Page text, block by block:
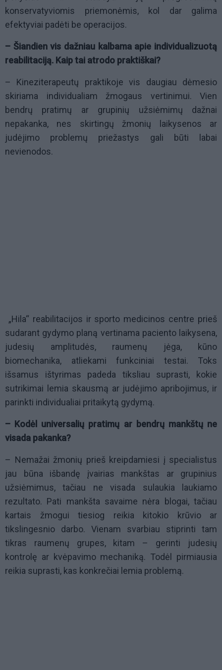
konservatyviomis priemonėmis, kol dar galima
efektyviai padėti be operacijos.
– Šiandien vis dažniau kalbama apie individualizuotą
reabilitaciją. Kaip tai atrodo praktiškai?
– Kineziterapeutų praktikoje vis daugiau dėmesio
skiriama individualiam žmogaus vertinimui. Vien
bendrų pratimų ar grupinių užsiėmimų dažnai
nepakanka, nes skirtingų žmonių laikysenos ar
judėjimo problemų priežastys gali būti labai
nevienodos.
„Hila“ reabilitacijos ir sporto medicinos centre prieš
sudarant gydymo planą vertinama paciento laikysena,
judesių amplitudės, raumenų jėga, kūno
biomechanika, atliekami funkciniai testai. Toks
išsamus ištyrimas padeda tiksliau suprasti, kokie
sutrikimai lemia skausmą ar judėjimo apribojimus, ir
parinkti individualiai pritaikytą gydymą.
– Kodėl universalių pratimų ar bendrų mankštų ne
visada pakanka?
– Nemažai žmonių prieš kreipdamiesi į specialistus
jau būna išbandę įvairias mankštas ar grupinius
užsiėmimus, tačiau ne visada sulaukia laukiamo
rezultato. Pati mankšta savaime nėra blogai, tačiau
kartais žmogui tiesiog reikia kitokio krūvio ar
tikslingesnio darbo. Vienam svarbiau stiprinti tam
tikras raumenų grupes, kitam – gerinti judesių
kontrolę ar kvėpavimo mechaniką. Todėl pirmiausia
reikia suprasti, kas konkrečiai lemia problemą.